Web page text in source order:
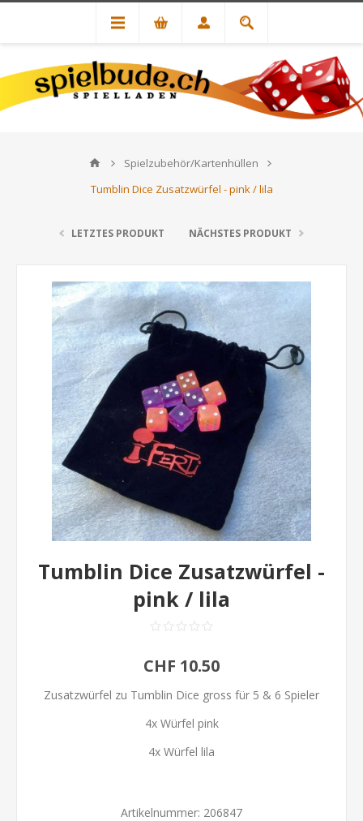
Spielzubehör/Kartenhüllen
Tumblin Dice Zusatzwürfel - pink / lila
LETZTES PRODUKT NÄCHSTES PRODUKT
Tumblin Dice Zusatzwürfel -
pink / lila
CHF 10.50
Zusatzwürfel zu Tumblin Dice gross für 5 & 6 Spieler
4x Würfel pink
4x Würfel lila
Artikelnummer: 206847